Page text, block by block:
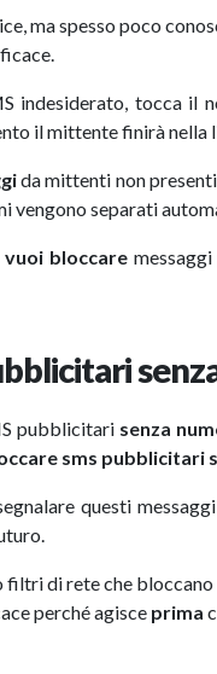
ma spesso poco
indesiderato, tocca il
il mittente finirà nella
da mittenti non
vengono separati
vuoi bloccaremessaggi
pubblicitari senza
sms pubblicitari
questi
di rete che
perché agisce prima